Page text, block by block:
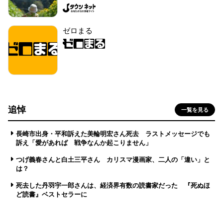
ゼロまる
追悼 一覧を見る
長崎市出身・平和訴えた美輪明宏さん死去 ラストメッセージでも
訴え「愛があれば 戦争なんか起こりません」
つげ義春さんと白土三平さん カリスマ漫画家、二人の「違い」と
は？
死去した丹羽宇一郎さんは、経済界有数の読書家だった 『死ぬほ
ど読書』ベストセラーに